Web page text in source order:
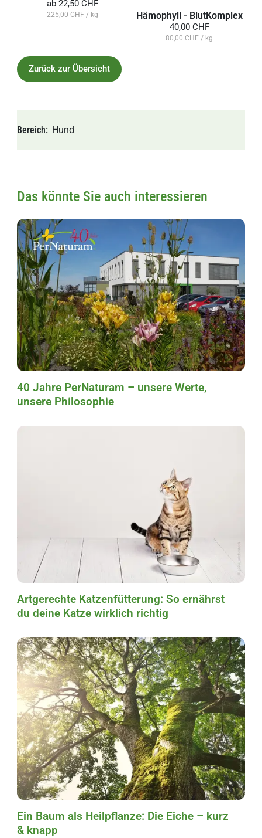
ab 22,50 CHF
225,00 CHF / kg Hämophyll - BlutKomplex
40,00 CHF
80,00 CHF / kg
Bereich Hund
Das könnte Sie auch interessieren
40 Jahre PerNaturam – unsere Werte,
unsere Philosophie
Artgerechte Katzenfütterung: So ernährst
du deine Katze wirklich richtig
Ein Baum als Heilpflanze: Die Eiche – kurz
& knapp
Zurück zur Übersicht